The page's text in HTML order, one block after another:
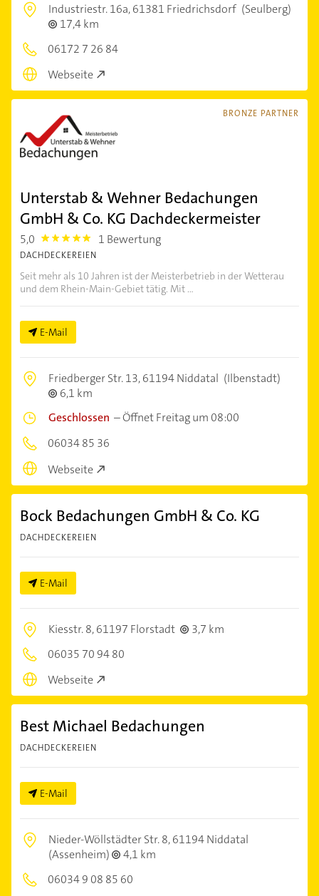
Industriestr. 16a,61381 Friedrichsdorf (Seulberg)
17,4 km
06172 7 26 84
Webseite
BRONZE PARTNER
Unterstab & Wehner Bedachungen
GmbH & Co. KG Dachdeckermeister
5,0 5.0 1 Bewertung
DACHDECKEREIEN
Seit mehr als 10 Jahren ist der Meisterbetrieb in der Wetterau
und dem Rhein-Main-Gebiet tätig. Mit ...
E-Mail
Friedberger Str. 13,61194 Niddatal (Ilbenstadt)
6,1 km
Geschlossen –Öffnet Freitag um 08:00
06034 85 36
Webseite
Bock Bedachungen GmbH & Co. KG
DACHDECKEREIEN
E-Mail
Kiesstr. 8,61197 Florstadt
3,7 km
06035 70 94 80
Webseite
Best Michael Bedachungen
DACHDECKEREIEN
E-Mail
Nieder-Wöllstädter Str. 8,61194 Niddatal
(Assenheim)
4,1 km
06034 9 08 85 60